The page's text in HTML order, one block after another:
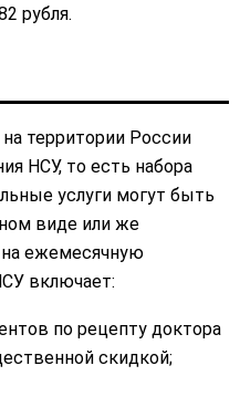
рубля.
территории России
НСУ, то есть набора
услуги могут быть
виде или же
ежемесячную
включает:
по рецепту доктора
скидкой;